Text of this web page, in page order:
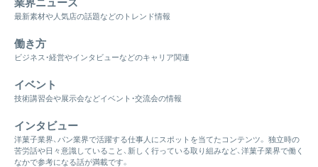
最新素材や人気店の話題などのトレンド情報
働き方
ビジネス・経営やインタビューなどのキャリア関連
イベント
技術講習会や展示会などイベント・交流会の情報
インタビュー
洋菓子業界、パン業界で活躍する仕事人にスポットを当てたコンテンツ。 独立時の
苦労話や日々意識していること、新しく行っている取り組みなど、洋菓子業界で働く
なかで参考になる話が満載です。